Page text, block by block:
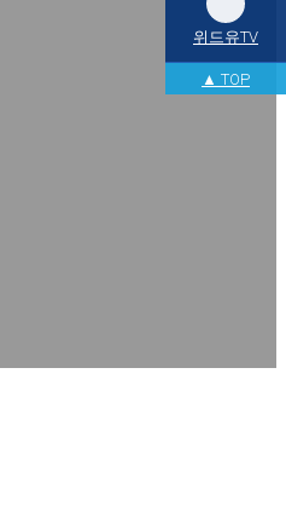
위드유TV
▲ TOP